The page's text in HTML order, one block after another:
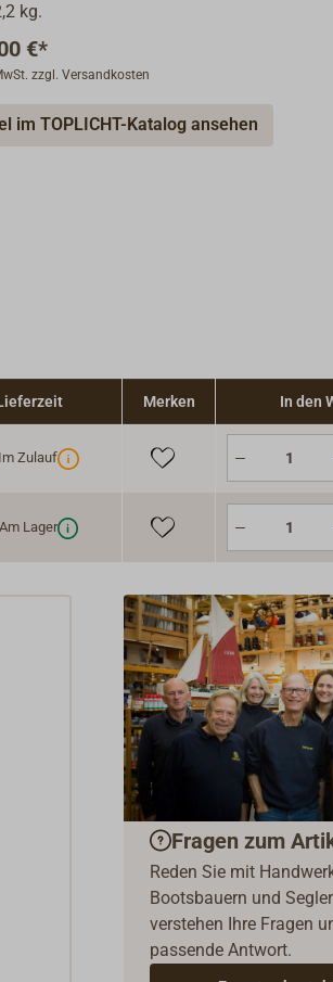
kg.
€*
zzgl. Versandkosten
im TOPLICHT-Katalog ansehen
Merken In den
Im Zulauf
Am Lager
Fragen zum
Reden Sie mit
Bootsbauern und
verstehen Ihre Fragen
passende Antwort.